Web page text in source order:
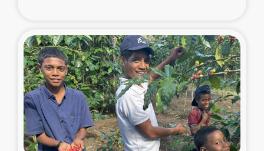
ガザ地区における被災住民への緊急支援
ガザ地区酪農を通した女性グループの生計支援
ふりかけ普及と食生活改善による栄養改善事業
フェアトレード事業